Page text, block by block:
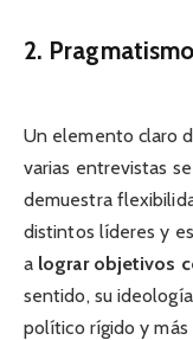
2.
Un elemento claro
varias entrevistas
demuestra
distintos líderes y
a lograr objetivos
sentido, su
político rígido y más